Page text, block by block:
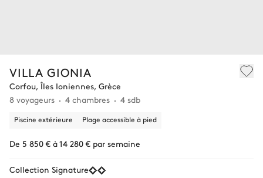
VILLA GIONIA
Corfou, Îles Ioniennes, Grèce
8 voyageurs
4 chambres 4 sdb
Piscine extérieure Plage accessible à pied
De 5 850 € à 14 280 € par semaine
Collection Signature